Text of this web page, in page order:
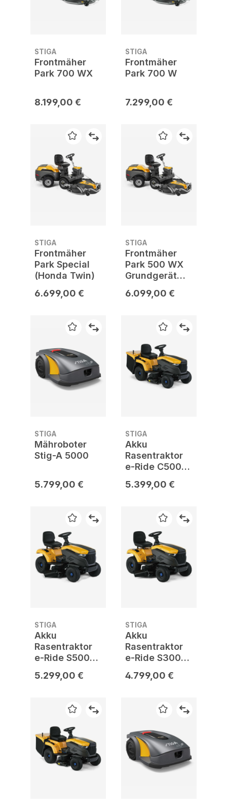
STIGA
Frontmäher
Park 700 WX
8.199,00 €
STIGA
Frontmäher
Park 700 W
7.299,00 €
STIGA
Frontmäher
Park Special
(Honda Twin)
6.699,00 €
STIGA
Frontmäher
Park 500 WX
Grundgerät
6.099,00 €
STIGA
Mähroboter
Stig-A 5000
5.799,00 €
STIGA
Akku
Rasentraktor
e-Ride C500
Akku und
5.399,00 €
STIGA
Akku
Rasentraktor
e-Ride S500
Akku und
5.299,00 €
STIGA
Akku
Rasentraktor
e-Ride S300
Akku und
4.799,00 €